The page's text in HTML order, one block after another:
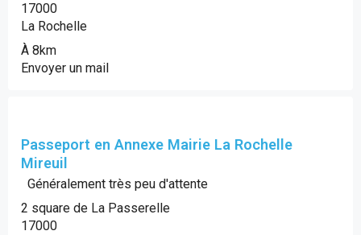
17000
La Rochelle
À 8km
Envoyer un mail
Passeport en Annexe Mairie La Rochelle
Mireuil
Généralement très peu d'attente
2 square de La Passerelle
17000